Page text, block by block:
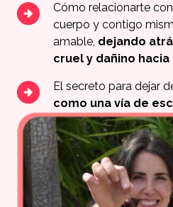
Cómo relacionarte
cuerpo y contigo
amable, dejando
cruel y dañino hacia
El secreto para dejar
como una vía de